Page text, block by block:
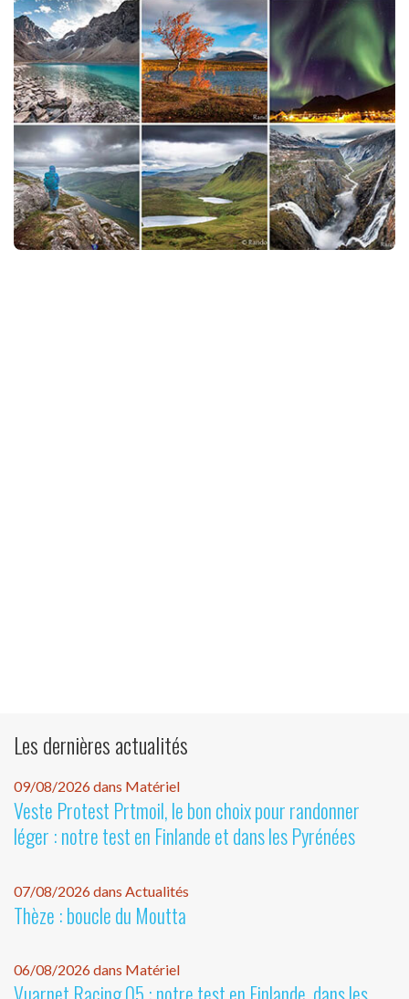
Les dernières actualités
09/08/2026 dans Matériel
Veste Protest Prtmoil, le bon choix pour randonner
léger : notre test en Finlande et dans les Pyrénées
07/08/2026 dans Actualités
Thèze : boucle du Moutta
06/08/2026 dans Matériel